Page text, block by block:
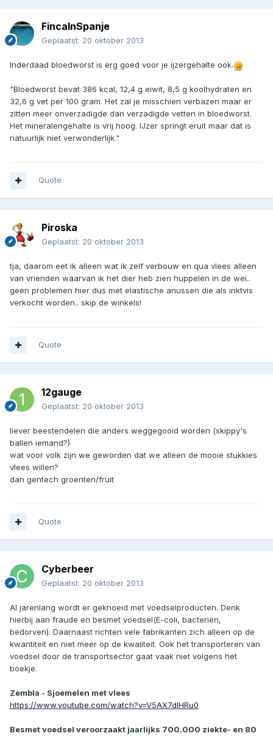
FincaInSpanje
Geplaatst: 20 oktober 2013
Inderdaad bloedworst is erg goed voor je ijzergehalte ook.
"Bloedworst bevat 386 kcal, 12,4 g eiwit, 8,5 g koolhydraten en
32,6 g vet per 100 gram. Het zal je misschien verbazen maar er
zitten meer onverzadigde dan verzadigde vetten in bloedworst.
Het mineralengehalte is vrij hoog. IJzer springt eruit maar dat is
natuurlijk niet verwonderlijk."
Quote
Piroska
Geplaatst: 20 oktober 2013
tja, daarom eet ik alleen wat ik zelf verbouw en qua vlees alleen
van vrienden waarvan ik het dier heb zien huppelen in de wei..
geen problemen hier dus met elastische anussen die als inktvis
verkocht worden.. skip de winkels!
Quote
12gauge
Geplaatst: 20 oktober 2013
liever beestendelen die anders weggegooid worden (skippy's
ballen iemand?)
wat voor volk zijn we geworden dat we alleen de mooie stukkies
vlees willen?
dan gentech groenten/fruit
Quote
Cyberbeer
Geplaatst: 20 oktober 2013
Al jarenlang wordt er geknoeid met voedselproducten. Denk
hierbij aan fraude en besmet voedsel(E-coli, bacteriën,
bedorven). Daarnaast richten vele fabrikanten zich alleen op de
kwantiteit en niet meer op de kwaliteit. Ook het transporteren van
voedsel door de transportsector gaat vaak niet volgens het
boekje.
Zembla - Sjoemelen met vlees
https://www.youtube.com/watch?v=V5AX7dlHRu0
Besmet voedsel veroorzaakt jaarlijks 700.000 ziekte- en 80